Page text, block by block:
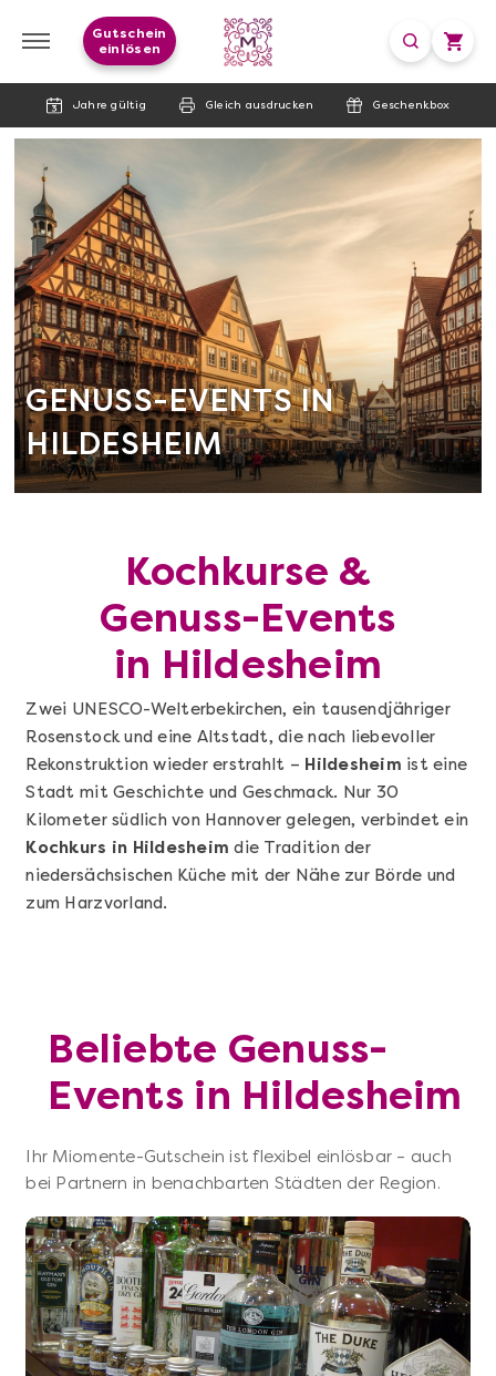
Jahre gültig Gleich ausdrucken Geschenkbox
Gutschein
einlösen
GENUSS-EVENTS IN
HILDESHEIM
Kochkurse &
Genuss-Events
in Hildesheim
Zwei UNESCO-Welterbekirchen, ein tausendjähriger
Rosenstock und eine Altstadt, die nach liebevoller
Rekonstruktion wieder erstrahlt – Hildesheim ist eine
Stadt mit Geschichte und Geschmack. Nur 30
Kilometer südlich von Hannover gelegen, verbindet ein
Kochkurs in Hildesheim die Tradition der
niedersächsischen Küche mit der Nähe zur Börde und
zum Harzvorland.
Beliebte Genuss-
Events in Hildesheim
Ihr Miomente-Gutschein ist flexibel einlösbar – auch
bei Partnern in benachbarten Städten der Region.